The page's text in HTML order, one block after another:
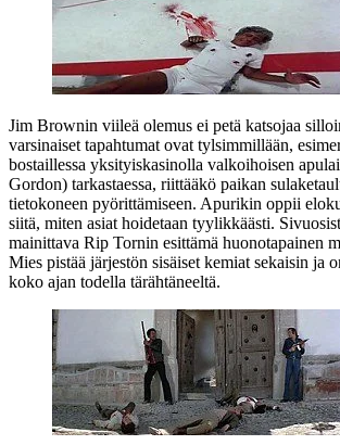
Jim Brownin viileä olemus ei petä katsojaa
varsinaiset tapahtumat ovat tylsimmillään,
bostaillessa yksityiskasinolla valkoihoisen
Gordon) tarkastaessa, riittääkö paikan
tietokoneen pyörittämiseen. Apurikin oppii
siitä, miten asiat hoidetaan tyylikkäästi.
mainittava Rip Tornin esittämä huonotapainen
Mies pistää järjestön sisäiset kemiat sekaisin ja
koko ajan todella tärähtäneeltä.